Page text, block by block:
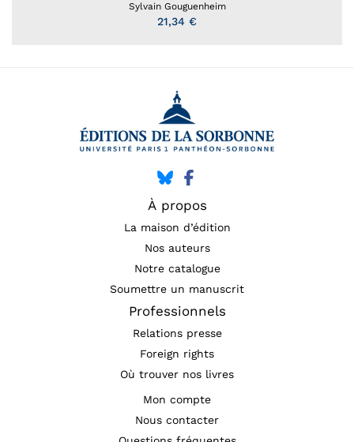
Sylvain Gouguenheim
21,34 €
À propos
La maison d’édition
Nos auteurs
Notre catalogue
Soumettre un manuscrit
Professionnels
Relations presse
Foreign rights
Où trouver nos livres
Mon compte
Nous contacter